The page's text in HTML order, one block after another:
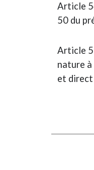
Article
50 du
Article
nature à
et direct